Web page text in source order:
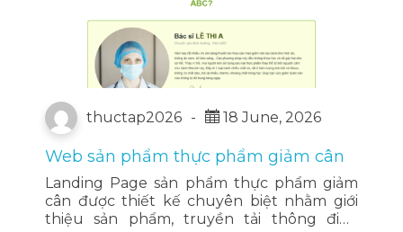
thuctap2026 - 18 June, 2026
Web sản phẩm thực phẩm giảm cân
Landing Page sản phẩm thực phẩm giảm
cân được thiết kế chuyên biệt nhằm giới
thiệu sản phẩm, truyền tải thông điệp